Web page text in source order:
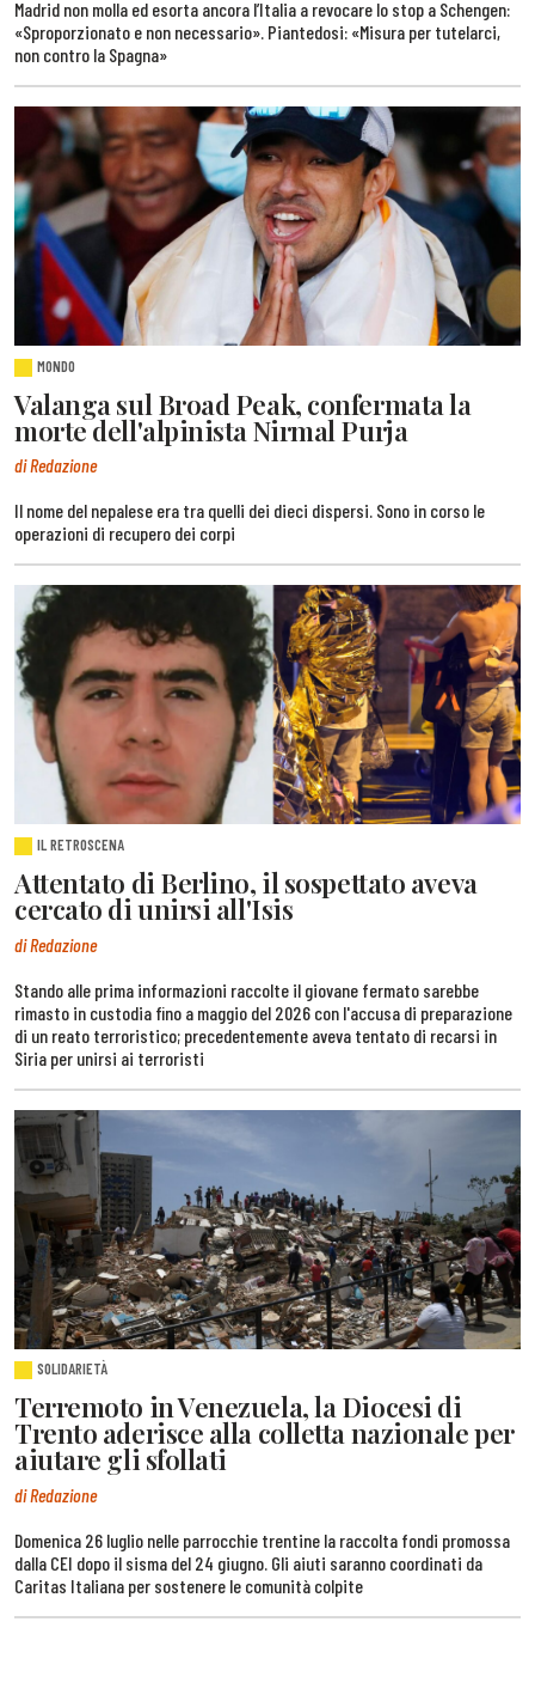
Madrid non molla ed esorta ancora l’Italia a revocare lo stop a Schengen:
«Sproporzionato e non necessario». Piantedosi: «Misura per tutelarci,
non contro la Spagna»
MONDO
Valanga sul Broad Peak, confermata la
morte dell'alpinista Nirmal Purja
di Redazione
Il nome del nepalese era tra quelli dei dieci dispersi. Sono in corso le
operazioni di recupero dei corpi
IL RETROSCENA
Attentato di Berlino, il sospettato aveva
cercato di unirsi all'Isis
di Redazione
Stando alle prima informazioni raccolte il giovane fermato sarebbe
rimasto in custodia fino a maggio del 2026 con l'accusa di preparazione
di un reato terroristico; precedentemente aveva tentato di recarsi in
Siria per unirsi ai terroristi
SOLIDARIETÀ
Terremoto in Venezuela, la Diocesi di
Trento aderisce alla colletta nazionale per
aiutare gli sfollati
di Redazione
Domenica 26 luglio nelle parrocchie trentine la raccolta fondi promossa
dalla CEI dopo il sisma del 24 giugno. Gli aiuti saranno coordinati da
Caritas Italiana per sostenere le comunità colpite